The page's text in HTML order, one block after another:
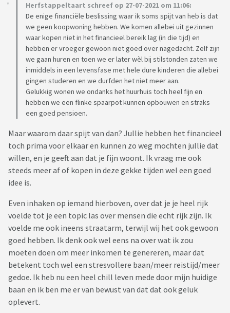
Herfstappeltaart schreef op 27-07-2021 om 11:06:
De enige financiële beslissing waar ik soms spijt van heb is dat
we geen koopwoning hebben. We komen allebei uit gezinnen
waar kopen niet in het financieel bereik lag (in die tijd) en
hebben er vroeger gewoon niet goed over nagedacht. Zelf zijn
we gaan huren en toen we er later wèl bij stilstonden zaten we
inmiddels in een levensfase met hele dure kinderen die allebei
gingen studeren en we durfden het niet meer aan.
Gelukkig wonen we ondanks het huurhuis toch heel fijn en
hebben we een flinke spaarpot kunnen opbouwen en straks
een goed pensioen.
Maar waarom daar spijt van dan? Jullie hebben het financieel
toch prima voor elkaar en kunnen zo weg mochten jullie dat
willen, en je geeft aan dat je fijn woont. Ik vraag me ook
steeds meer af of kopen in deze gekke tijden wel een goed
idee is.
Even inhaken op iemand hierboven, over dat je je heel rijk
voelde tot je een topic las over mensen die echt rijk zijn. Ik
voelde me ook ineens straatarm, terwijl wij het ook gewoon
goed hebben. Ik denk ook wel eens na over wat ik zou
moeten doen om meer inkomen te genereren, maar dat
betekent toch wel een stresvollere baan/meer reistijd/meer
gedoe. Ik heb nu een heel chill leven mede door mijn huidige
baan en ik ben me er van bewust van dat dat ook geluk
oplevert.